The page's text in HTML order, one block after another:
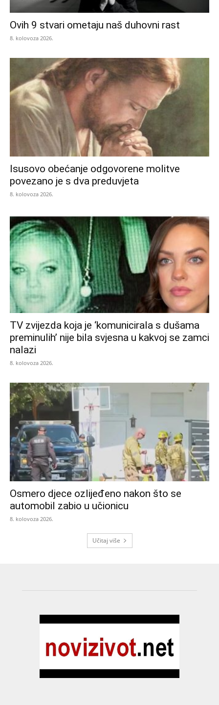
Ovih 9 stvari ometaju naš duhovni rast
8. kolovoza 2026.
Isusovo obećanje odgovorene molitve
povezano je s dva preduvjeta
8. kolovoza 2026.
TV zvijezda koja je ‘komunicirala s dušama
preminulih’ nije bila svjesna u kakvoj se zamci
nalazi
8. kolovoza 2026.
Osmero djece ozlijeđeno nakon što se
automobil zabio u učionicu
8. kolovoza 2026.
Učitaj više